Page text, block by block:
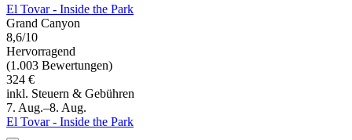
El Tovar - Inside the Park
Grand Canyon
8,6/10
Hervorragend
(1.003 Bewertungen)
324 €
inkl. Steuern & Gebühren
7. Aug.–8. Aug.
El Tovar - Inside the Park